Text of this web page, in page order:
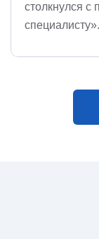
столкнулся с
специалисту».